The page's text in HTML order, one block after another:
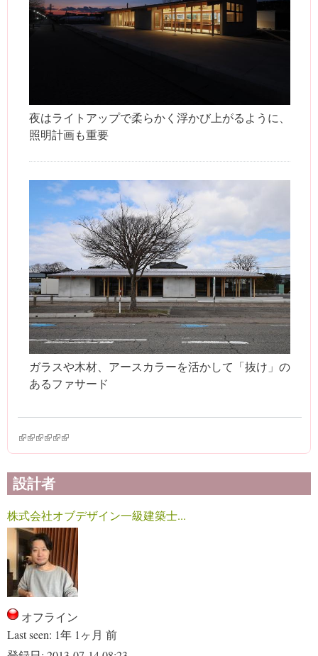
夜はライトアップで柔らかく浮かび上がるように、
照明計画も重要
ガラスや木材、アースカラーを活かして「抜け」の
あるファサード
(link is external)
(link is external)
(link is external)
(link is external)
(link is external)
(link is external)
設計者
株式会社オブデザイン一級建築士...
オフライン
Last seen: 1年 1ヶ月 前